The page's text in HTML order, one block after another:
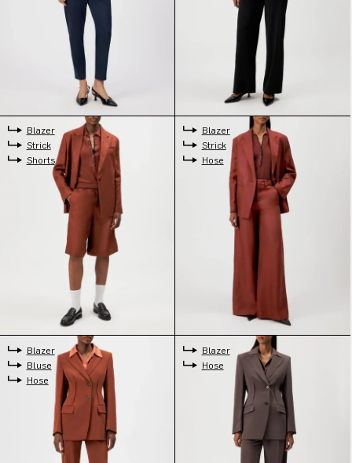
Blazer
Strick
Shorts
Blazer
Strick
Hose
Blazer
Bluse
Hose
Blazer
Hose